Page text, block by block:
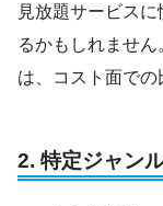
見放題サービス
るかもしれませ
は、コスト面での
2. 特定ジャン